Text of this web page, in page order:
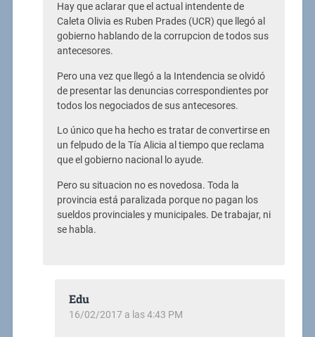
Hay que aclarar que el actual intendente de
Caleta Olivia es Ruben Prades (UCR) que llegó al
gobierno hablando de la corrupcion de todos sus
antecesores.
Pero una vez que llegó a la Intendencia se olvidó
de presentar las denuncias correspondientes por
todos los negociados de sus antecesores.
Lo único que ha hecho es tratar de convertirse en
un felpudo de la Tía Alicia al tiempo que reclama
que el gobierno nacional lo ayude.
Pero su situacion no es novedosa. Toda la
provincia está paralizada porque no pagan los
sueldos provinciales y municipales. De trabajar, ni
se habla.
Edu
16/02/2017 a las 4:43 PM